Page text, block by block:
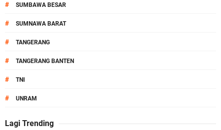
# SUMBAWA BESAR
# SUMNAWA BARAT
# TANGERANG
# TANGERANG BANTEN
# TNI
# UNRAM
Lagi Trending